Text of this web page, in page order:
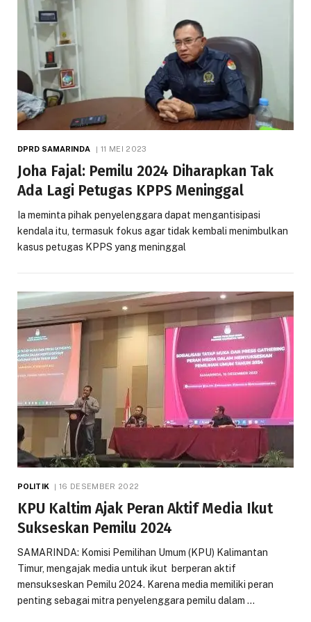
DPRD SAMARINDA 11 MEI 2023
Joha Fajal: Pemilu 2024 Diharapkan Tak
Ada Lagi Petugas KPPS Meninggal
Ia meminta pihak penyelenggara dapat mengantisipasi
kendala itu, termasuk fokus agar tidak kembali menimbulkan
kasus petugas KPPS yang meninggal
POLITIK 16 DESEMBER 2022
KPU Kaltim Ajak Peran Aktif Media Ikut
Sukseskan Pemilu 2024
SAMARINDA: Komisi Pemilihan Umum (KPU) Kalimantan
Timur, mengajak media untuk ikut berperan aktif
mensukseskan Pemilu 2024. Karena media memiliki peran
penting sebagai mitra penyelenggara pemilu dalam …